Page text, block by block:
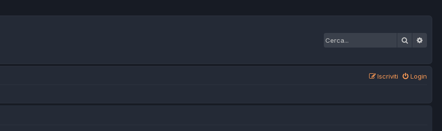
Cerca
Login
Iscriviti